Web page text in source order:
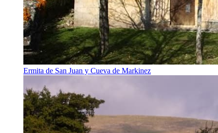
Ermita de San Juan y Cueva de Markinez